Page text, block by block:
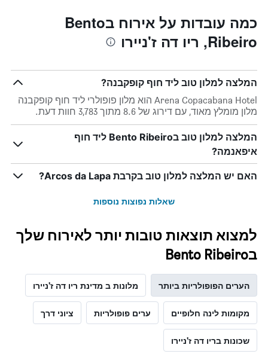
כמה עובדות על אירוח בBento
Ribeiro, ריו דה ז'ניירו
המלצה למלון טוב ליד חוף קופקבנה?
Arena Copacabana Hotel הוא מלון פופולרי ליד חוף קופקבנה
מלון מומלץ מאוד, עם דירוג של 8.6 מתוך 3,783 חוות דעת.
המלצה למלון טוב בBento Ribeiro ליד חוף
איפאנמה?
האם יש המלצה למלון טוב בקרבת Arcos da Lapa?
שאלות נפוצות נוספות
למצוא תוצאות טובות יותר לאירוח שלך
בBento Ribeiro
הערים הפופולריות ביותר מלונות ב מדינת ריו דה ז'ניירו
מקומות לינה חלופיים ערים פופולריות ציוני דרך
שכונות בריו דה ז'ניירו